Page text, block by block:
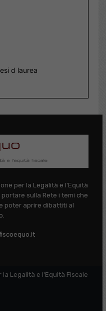
d laurea
per la Legalità e l'Equità
sulla Rete i temi che
poter aprire dibattiti al
Legalità e l'Equità Fiscale